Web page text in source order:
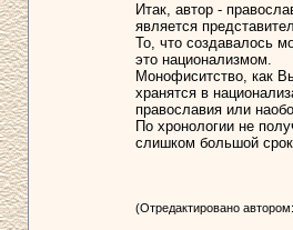
Итак, автор -
является
То, что создавалось
это национализмом.
Монофиситство, как
хранятся в
православия или
По хронологии не
слишком большой
(Отредактировано